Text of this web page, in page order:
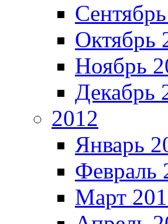
Октябрь
Ноябрь
Декабрь
2012
Январь
Февраль
Март